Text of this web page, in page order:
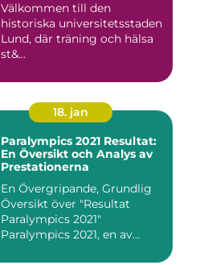
Välkommen till den
historiska universitetsstaden
Lund, där träning och hälsa
st&...
18. jan
Paralympics 2021 Resultat:
En Översikt och Analys av
Prestationerna
En Övergripande, Grundlig
Översikt över "Resultat
Paralympics 2021"
Paralympics 2021, en av